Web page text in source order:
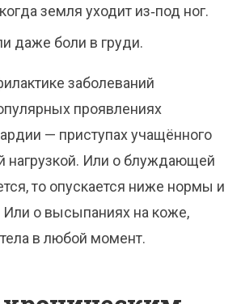
земля уходит из‑под ног.
даже боли в груди.
заболеваний
проявлениях
— приступах учащённого
нагрузкой. Или о блуждающей
то опускается ниже нормы и
Или о высыпаниях на коже,
в любой момент.